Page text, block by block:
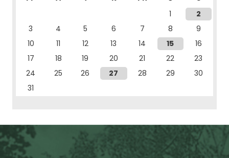
1
2
3
4 5 6 7 8
9
10
11 12 13 14 15
16
17
18 19 20 21 22
23
24
25 26 27 28 29
30
31